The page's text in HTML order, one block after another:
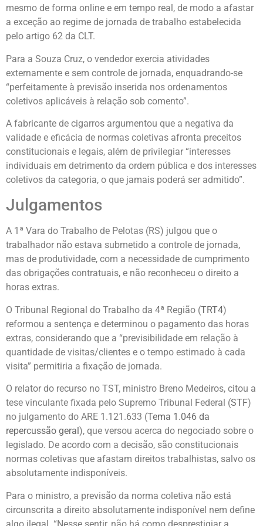
mesmo de forma online e em tempo real, de modo a afastar
a exceção ao regime de jornada de trabalho estabelecida
pelo artigo 62 da CLT.
Para a Souza Cruz, o vendedor exercia atividades
externamente e sem controle de jornada, enquadrando-se
“perfeitamente à previsão inserida nos ordenamentos
coletivos aplicáveis à relação sob comento”.
A fabricante de cigarros argumentou que a negativa da
validade e eficácia de normas coletivas afronta preceitos
constitucionais e legais, além de privilegiar “interesses
individuais em detrimento da ordem pública e dos interesses
coletivos da categoria, o que jamais poderá ser admitido”.
Julgamentos
A 1ª Vara do Trabalho de Pelotas (RS) julgou que o
trabalhador não estava submetido a controle de jornada,
mas de produtividade, com a necessidade de cumprimento
das obrigações contratuais, e não reconheceu o direito a
horas extras.
O Tribunal Regional do Trabalho da 4ª Região (TRT4)
reformou a sentença e determinou o pagamento das horas
extras, considerando que a “previsibilidade em relação à
quantidade de visitas/clientes e o tempo estimado à cada
visita” permitiria a fixação de jornada.
O relator do recurso no TST, ministro Breno Medeiros, citou a
tese vinculante fixada pelo Supremo Tribunal Federal (STF)
no julgamento do ARE 1.121.633 (Tema 1.046 da
repercussão geral ), que versou acerca do negociado sobre o
legislado. De acordo com a decisão, são constitucionais
normas coletivas que afastam direitos trabalhistas, salvo os
absolutamente indisponíveis.
Para o ministro, a previsão da norma coletiva não está
circunscrita a direito absolutamente indisponível nem define
algo ilegal. “Nesse sentir, não há como desprestigiar a